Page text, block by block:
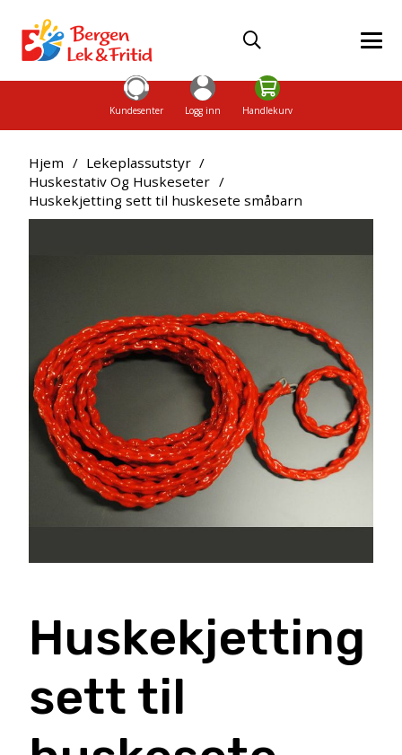
Kundesenter Logg inn Handlekurv
Hjem / Lekeplassutstyr /
Huskestativ Og Huskeseter /
Huskekjetting sett til huskesete småbarn
Huskekjetting
sett til